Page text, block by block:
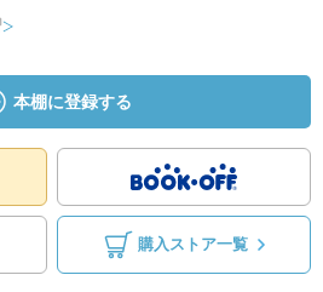
本棚に登録する
購入ストア一覧